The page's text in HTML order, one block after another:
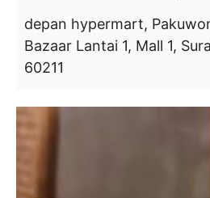
depan hypermart,
Bazaar Lantai 1, Mall 1,
60211